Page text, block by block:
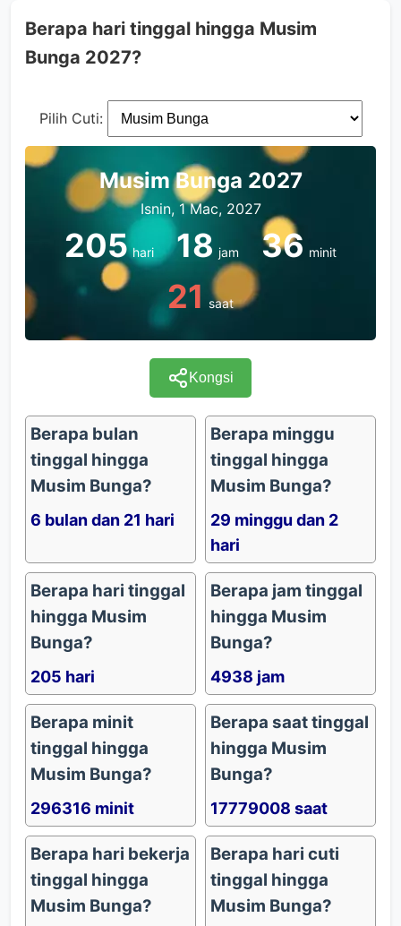
Berapa hari tinggal hingga Musim
Bunga 2027?
Pilih Cuti:
Musim Bunga 2027
Isnin, 1 Mac, 2027
205 hari 18 jam 36 minit
21 saat
Kongsi
Berapa bulan
tinggal hingga
Musim Bunga?
6 bulan dan 21 hari
Berapa minggu
tinggal hingga
Musim Bunga?
29 minggu dan 2
hari
Berapa hari tinggal
hingga Musim
Bunga?
205 hari
Berapa jam tinggal
hingga Musim
Bunga?
4938 jam
Berapa minit
tinggal hingga
Musim Bunga?
296316 minit
Berapa saat tinggal
hingga Musim
Bunga?
17779008 saat
Berapa hari bekerja
tinggal hingga
Musim Bunga?
Berapa hari cuti
tinggal hingga
Musim Bunga?